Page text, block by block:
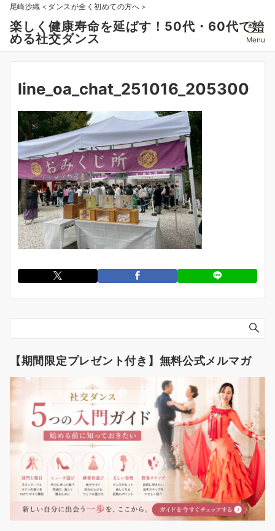
尾崎沙織＜ダンスが全く初めての方へ＞
楽しく健康寿命を延ばす！50代・60代で始
める社交ダンス
Menu
line_oa_chat_251016_205300
【期間限定プレゼント付き】無料公式メルマガ